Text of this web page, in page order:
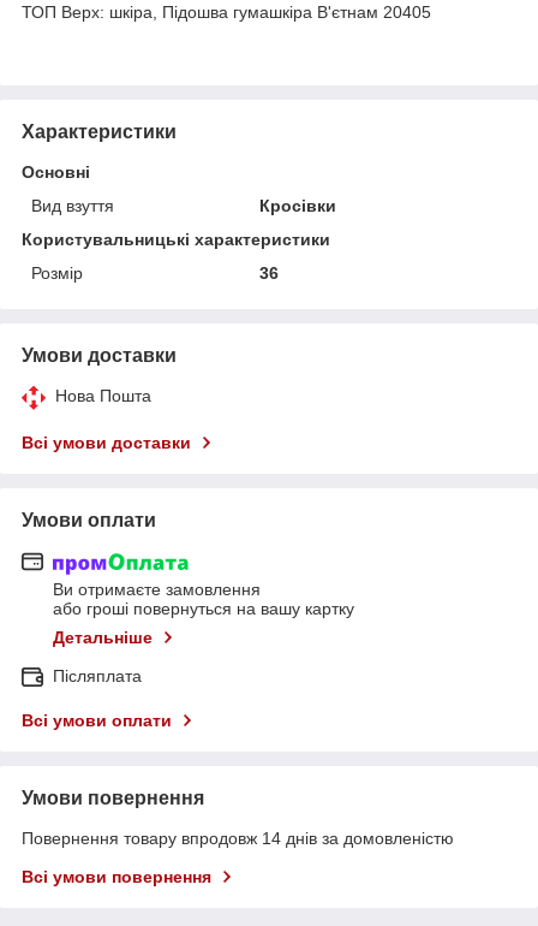
ТОП Верх: шкіра, Підошва гумашкіра В'єтнам 20405
Характеристики
Основні
Вид взуття
Кросівки
Користувальницькі характеристики
Розмір
36
Умови доставки
Нова Пошта
Всі умови доставки
Умови оплати
Ви отримаєте замовлення
або гроші повернуться на вашу картку
Детальніше
Післяплата
Всі умови оплати
Умови повернення
Повернення товару впродовж 14 днів за домовленістю
Всі умови повернення